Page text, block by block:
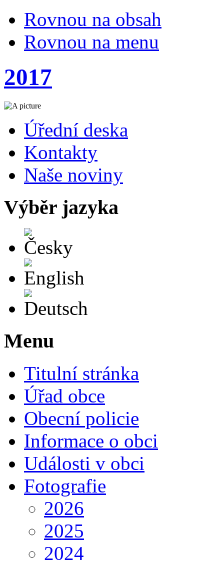
Rovnou na obsah
Rovnou na menu
2017
Úřední deska
Kontakty
Naše noviny
Výběr jazyka
Menu
Titulní stránka
Úřad obce
Obecní policie
Informace o obci
Události v obci
Fotografie
2026
2025
2024